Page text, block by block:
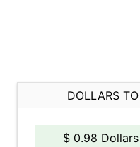
DOLLARS
$ 0.98 Dollars